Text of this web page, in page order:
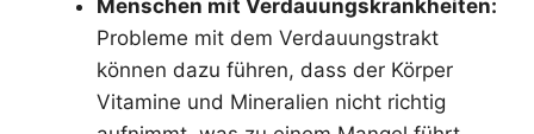
Menschen mit Verdauungskrankheiten:
Probleme mit dem Verdauungstrakt
können dazu führen, dass der Körper
Vitamine und Mineralien nicht richtig